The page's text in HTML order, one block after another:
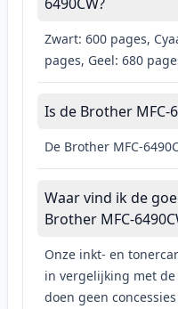
Zwart: 600 pages,
pages, Geel: 680
Is de Brother MFC-
De Brother MFC-
Waar vind ik de
Brother MFC-
Onze inkt- en
in vergelijking met
doen geen